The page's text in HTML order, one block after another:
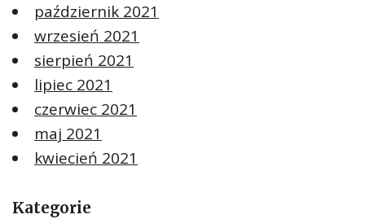
październik 2021
wrzesień 2021
sierpień 2021
lipiec 2021
czerwiec 2021
maj 2021
kwiecień 2021
Kategorie